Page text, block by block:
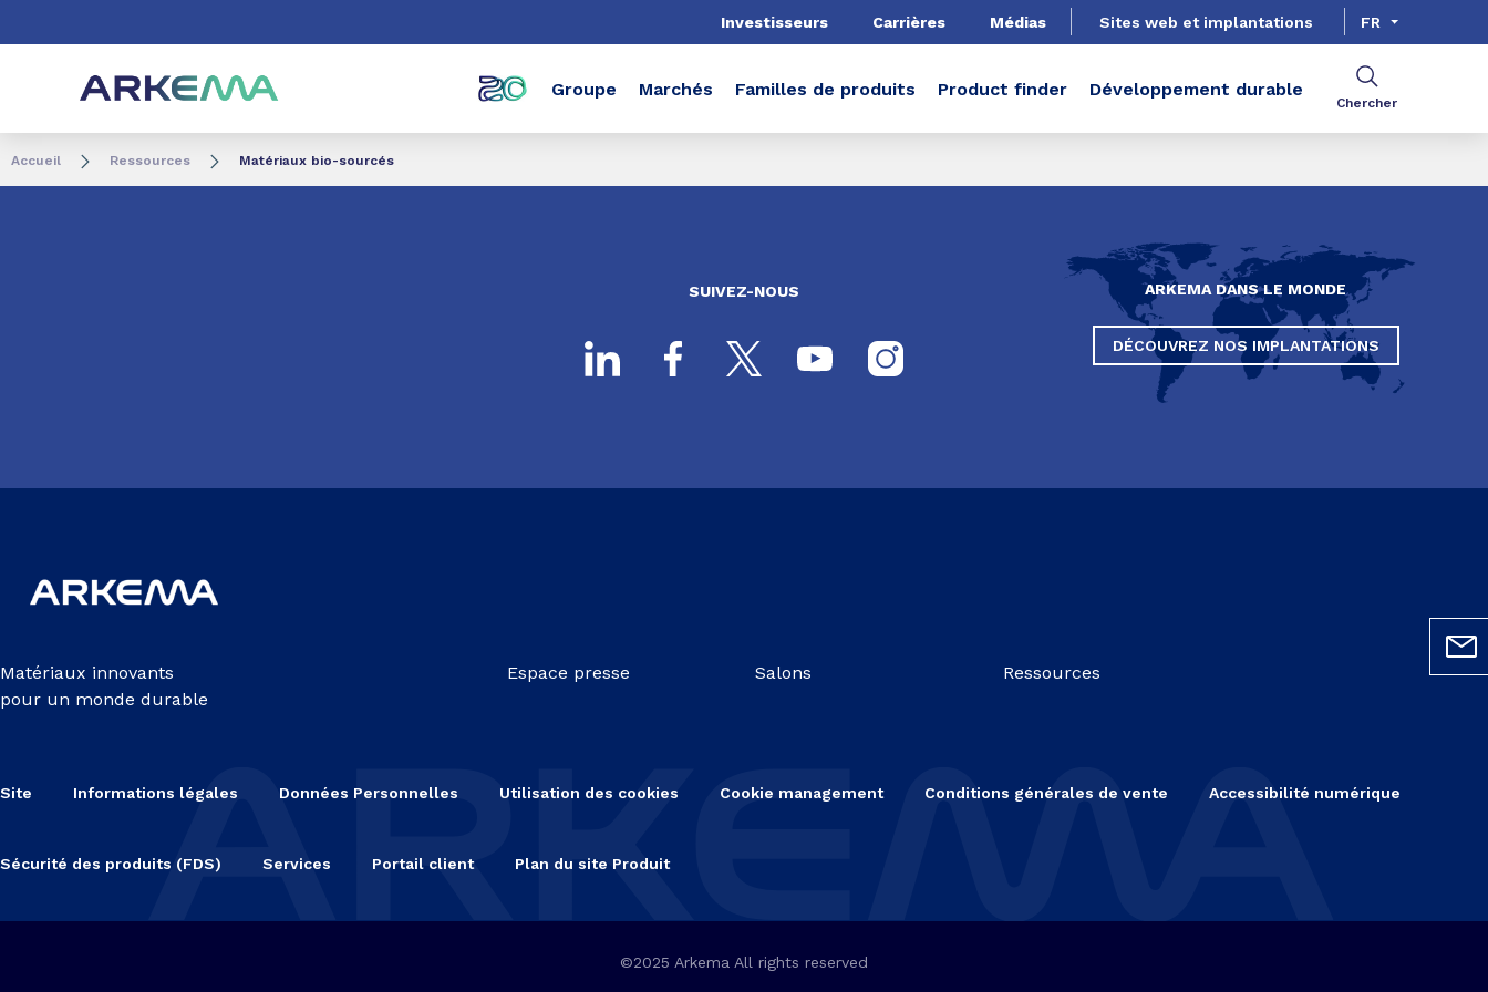
Investisseurs Carrières Médias Sites web et implantations FR
Groupe Marchés Familles de produits Product finder Développement durable
Chercher
Accueil Ressources Matériaux bio-sourcés
SUIVEZ-NOUS ARKEMA DANS LE MONDE
DÉCOUVREZ NOS IMPLANTATIONS
Matériaux innovants
pour un monde durable
Espace presse Salons Ressources
Site Informations légales Données Personnelles Utilisation des cookies Cookie management Conditions générales de vente Accessibilité numérique
Sécurité des produits (FDS) Services Portail client Plan du site Produit
©2025 Arkema All rights reserved